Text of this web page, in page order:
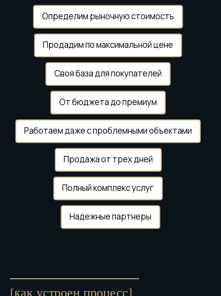
Определим рыночную стоимость
Продадим по максимальной цене
Своя база для покупателей
От бюджета до премиум
Работаем даже с проблемными объектами
Продажа от трех дней
Полный комплекс услуг
Надежные партнеры
[как устроен процесс]